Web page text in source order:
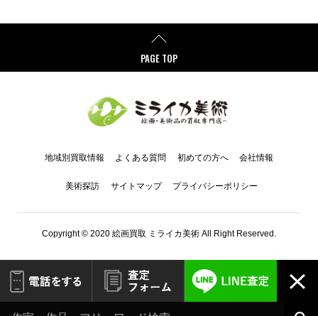
PAGE TOP
地域別買取情報 よくある質問 初めての方へ 会社情報
美術探訪 サイトマップ プライバシーポリシー
Copyright © 2020 絵画買取 ミライカ美術 All Right Reserved.